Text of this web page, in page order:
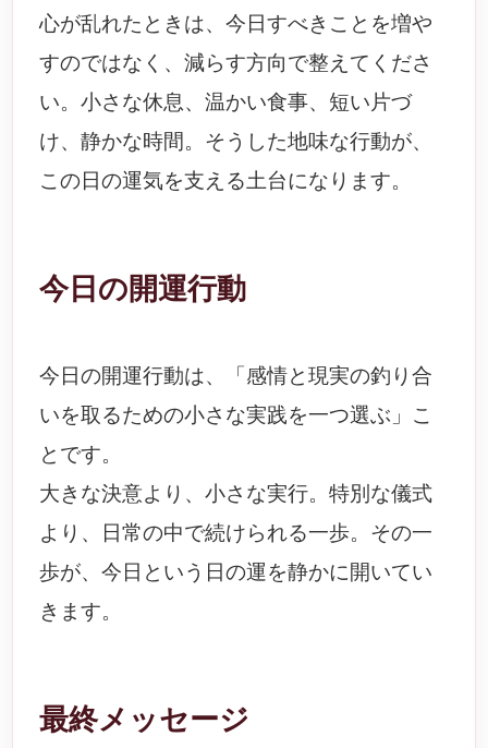
心が乱れたときは、今日すべきことを増や
すのではなく、減らす方向で整えてくださ
い。小さな休息、温かい食事、短い片づ
け、静かな時間。そうした地味な行動が、
この日の運気を支える土台になります。
今日の開運行動
今日の開運行動は、「感情と現実の釣り合
いを取るための小さな実践を一つ選ぶ」こ
とです。
大きな決意より、小さな実行。特別な儀式
より、日常の中で続けられる一歩。その一
歩が、今日という日の運を静かに開いてい
きます。
最終メッセージ